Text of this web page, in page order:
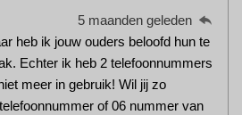
5 maanden geleden
heb ik jouw ouders beloofd hun te
Echter ik heb 2 telefoonnummers
meer in gebruik! Wil jij zo
of 06 nummer van